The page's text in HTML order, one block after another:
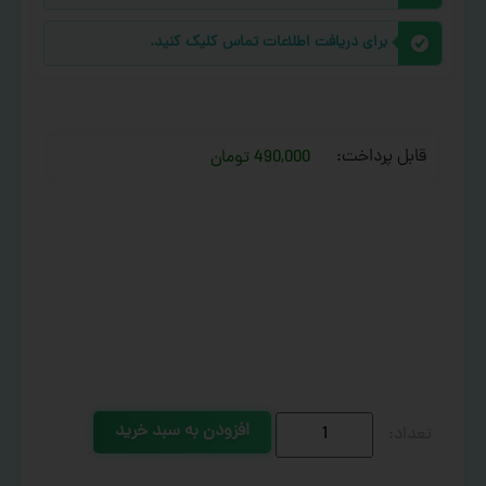
برای دریافت اطلاعات تماس کلیک کنید.
قابل پرداخت: 490,000 تومان
افزودن به سبد خرید